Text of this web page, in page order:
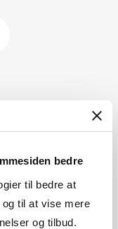
bedre
til bedre at
til at vise mere
og tilbud.